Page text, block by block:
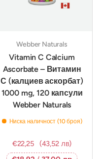
Webber Naturals
Vitamin C Calcium
Ascorbate – Витамин
С (калциев аскорбат)
1000 mg, 120 капсули
Webber Naturals
Ниска наличност (10 броя)
€22,25
(43,52 лв)